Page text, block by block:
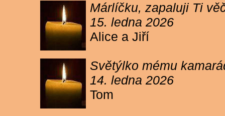
Márlíčku, zapaluji Ti
15. ledna 2026
Alice a Jiří
Světýlko mému
14. ledna 2026
Tom